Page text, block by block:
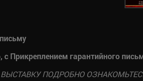
Прикреплением гарантийного
ПОДРОБНО